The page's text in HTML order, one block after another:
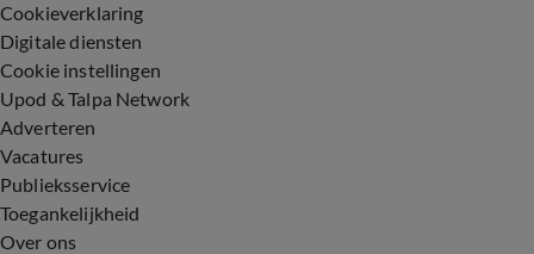
Cookieverklaring
Digitale diensten
Cookie instellingen
Upod & Talpa Network
Adverteren
Vacatures
Publieksservice
Toegankelijkheid
Over ons